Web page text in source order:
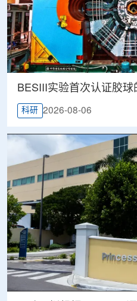
BESIII实验首次认证胶球
科研 2026-08-06